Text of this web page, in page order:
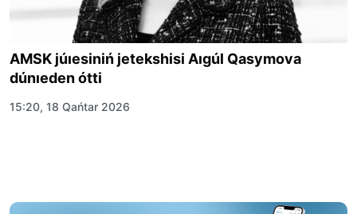
AMSK júıesiniń jetekshisi Aıgúl Qasymova
dúnıeden ótti
15:20, 18 Qańtar 2026